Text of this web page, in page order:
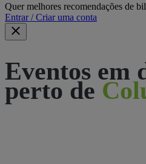
Quer melhores recomendações de
Entrar / Criar uma conta
Eventos em
perto de